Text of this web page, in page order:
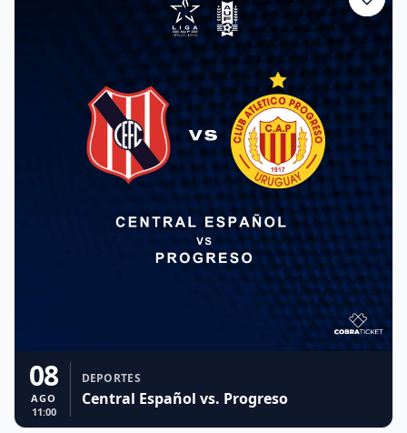
08
AGO
11:00
DEPORTES
Central Español vs. Progreso